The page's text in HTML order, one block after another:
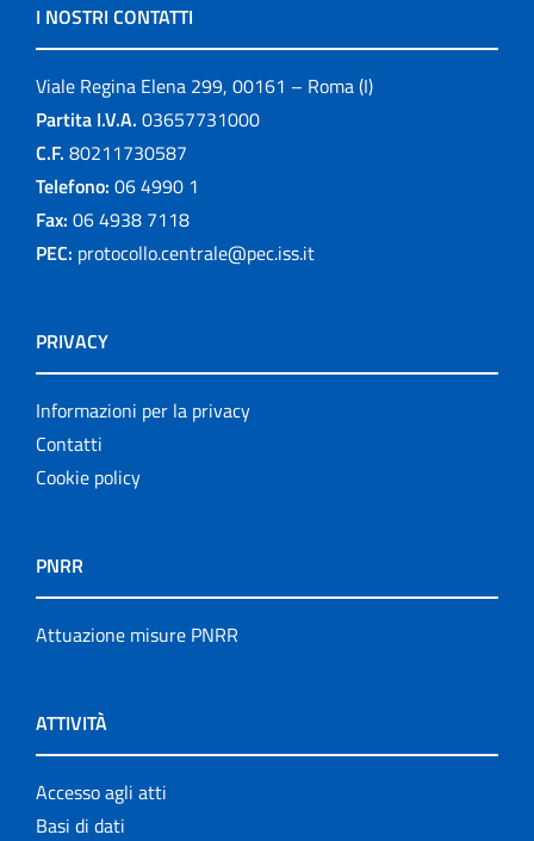
I NOSTRI CONTATTI
Viale Regina Elena 299, 00161 – Roma (I)
Partita I.V.A. 03657731000
C.F. 80211730587
Telefono: 06 4990 1
Fax: 06 4938 7118
PEC: protocollo.centrale@pec.iss.it
PRIVACY
Informazioni per la privacy
Contatti
Cookie policy
PNRR
Attuazione misure PNRR
ATTIVITÀ
Accesso agli atti
Basi di dati